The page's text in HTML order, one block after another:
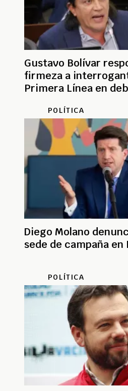
Gustavo Bolívar
firmeza a
Primera Línea en
POLÍTICA
Diego Molano
sede de campaña en
POLÍTICA